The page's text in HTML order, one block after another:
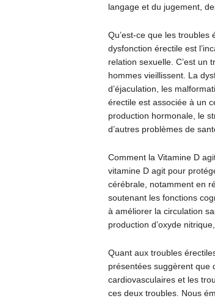
langage et du jugement,
Qu’est-ce que les
dysfonction érectile est
relation sexuelle. C’est un
hommes vieillissent. La
d’éjaculation, les
érectile est associée à un
production hormonale, le
d’autres problèmes de
Comment la Vitamine D
vitamine D agit pour
cérébrale, notamment en
soutenant les fonctions
à améliorer la circulation
production d’oxyde
Quant aux troubles
présentées suggèrent que
cardiovasculaires et les
ces deux troubles. Nous